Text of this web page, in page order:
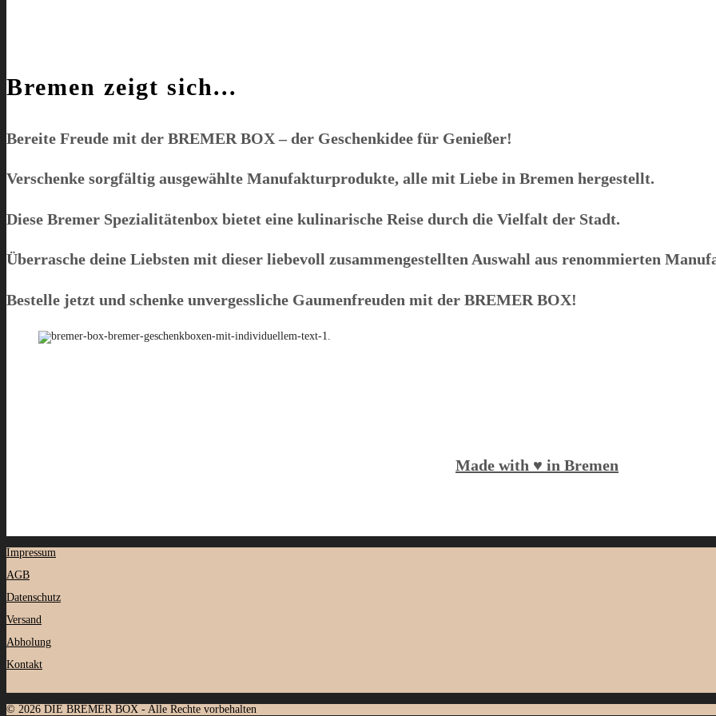
Bremen zeigt sich...
Bereite Freude mit der BREMER BOX– der Geschenkidee für Genießer!
Verschenke sorgfältig ausgewählte Manufakturprodukte, alle mit Liebe in Bremen hergestellt.
Diese Bremer Spezialitätenbox bietet eine kulinarische Reise durch die Vielfalt der Stadt.
Überrasche deine Liebsten mit dieser liebevoll zusammengestellten Auswahl aus renommierten
Bestelle jetzt und schenke unvergessliche Gaumenfreuden mit der BREMER BOX!
Made with ♥️ in Bremen
Impressum
AGB
Datenschutz
Versand
Abholung
Kontakt
© 2026 DIE BREMER BOX - Alle Rechte vorbehalten